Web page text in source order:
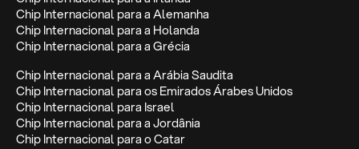
Chip Internacional para a Alemanha
Chip Internacional para a Holanda
Chip Internacional para a Grécia
Chip Internacional para a Arábia Saudita
Chip Internacional para os Emirados Árabes Unidos
Chip Internacional para Israel
Chip Internacional para a Jordânia
Chip Internacional para o Catar